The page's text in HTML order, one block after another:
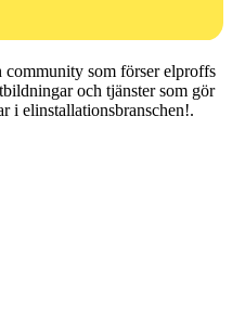
som förser elproffs
och tjänster som gör
i elinstallationsbranschen!.